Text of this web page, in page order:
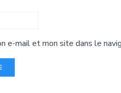
e-mail et mon site dans le